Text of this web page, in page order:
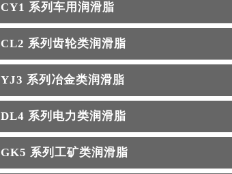
CY1 系列车用润滑脂
CL2 系列齿轮类润滑脂
YJ3 系列冶金类润滑脂
DL4 系列电力类润滑脂
GK5 系列工矿类润滑脂